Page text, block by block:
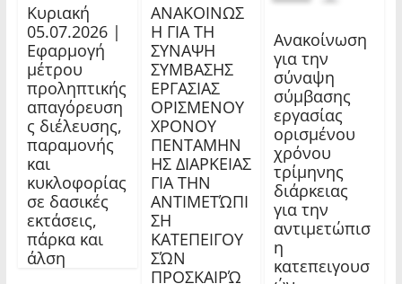
Κυριακή
05.07.2026 |
Εφαρμογή
μέτρου
προληπτικής
απαγόρευση
ς διέλευσης,
παραμονής
και
κυκλοφορίας
σε δασικές
εκτάσεις,
πάρκα και
άλση
ΑΝΑΚΟΙΝΩΣ
Η ΓΙΑ ΤΗ
ΣΥΝΑΨΗ
ΣΥΜΒΑΣΗΣ
ΕΡΓΑΣΙΑΣ
ΟΡΙΣΜΕΝΟΥ
ΧΡΟΝΟΥ
ΠΕΝΤΑΜΗΝ
ΗΣ ΔΙΑΡΚΕΙΑΣ
ΓΙΑ ΤΗΝ
ΑΝΤΙΜΕΤΏΠΙ
ΣΗ
ΚΑΤΕΠΕΙΓΟΥ
ΣΏΝ
ΠΡΟΣΚΑΙΡΏ
Ανακοίνωση
για την
σύναψη
σύμβασης
εργασίας
ορισμένου
χρόνου
τρίμηνης
διάρκειας
για την
αντιμετώπισ
η
κατεπειγουσ